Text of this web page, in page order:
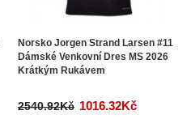
Norsko Jorgen Strand Larsen #11
Dámské Venkovní Dres MS 2026
Krátkým Rukávem
2540.92Kč 1016.32Kč